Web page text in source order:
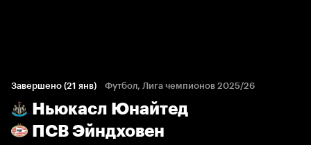
Завершено (21 янв) Футбол, Лига чемпионов 2025/26
Ньюкасл Юнайтед
ПСВ Эйндховен
79% 8%